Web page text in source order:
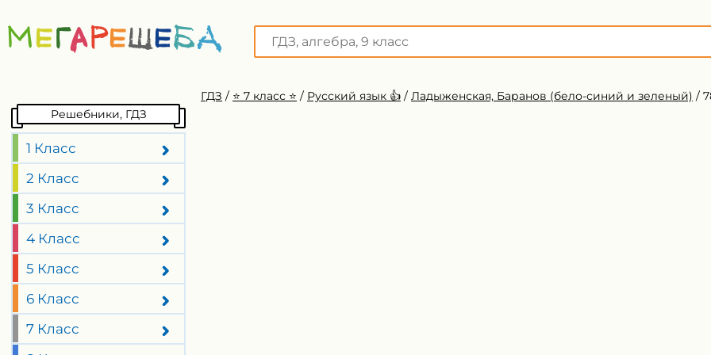
Решебники, ГДЗ
1 Класс
2 Класс
3 Класс
4 Класс
5 Класс
6 Класс
7 Класс
ГДЗ / ⭐️ 7 класс ⭐️ / Русский язык 👍 / Ладыженская, Баранов (бело-синий и зеленый) /